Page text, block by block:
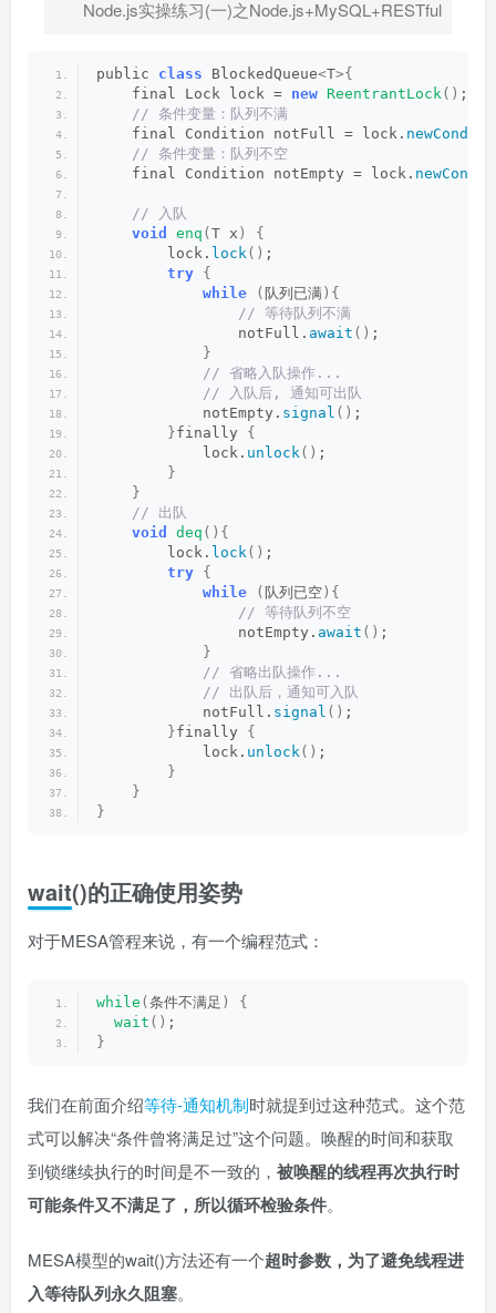
Node.js实操练习(一)之Node.js+MySQL+RESTful
public class BlockedQueue<T>{
    final Lock lock =
new ReentrantLock() ;
// 条件变量：队列不满
    final Condition notFull = lock.
// 条件变量：队列不空
    final Condition notEmpty = lock.
// 入队
void
enq ( T x )
{
        lock.
lock() ;
try {
while
( 队列已满 ){
// 等待队列不满
                notFull.
await () ;
}
// 省略入队操作...
// 入队后, 通知可出队
            notEmpty.
signal () ;
}finally {
            lock.
unlock() ;
}
}
// 出队
void
deq (){
        lock.
lock() ;
try {
while
( 队列已空 ){
// 等待队列不空
                notEmpty.
await () ;
}
// 省略出队操作...
// 出队后，通知可入队
            notFull.
signal () ;
}finally {
            lock.
unlock() ;
}
}
}
wait()的正确使用姿势
对于MESA管程来说，有一个编程范式：
while ( 条件不满足 )
{
wait () ;
}
我们在前面介绍等待-通知机制时就提到过这种范式。这个范
式可以解决“条件曾将满足过”这个问题。唤醒的时间和获取
到锁继续执行的时间是不一致的， 被唤醒的线程再次执行时
可能条件又不满足了，所以循环检验条件。
MESA模型的wait()方法还有一个超时参数，为了避免线程进
入等待队列永久阻塞。